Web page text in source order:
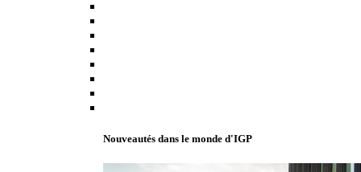
Nouveautés dans le monde d'IGP